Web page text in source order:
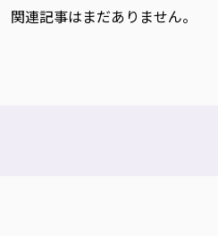
関連記事はまだありません。